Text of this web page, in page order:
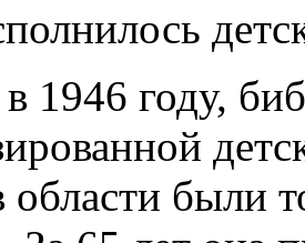
1946 году,
области были